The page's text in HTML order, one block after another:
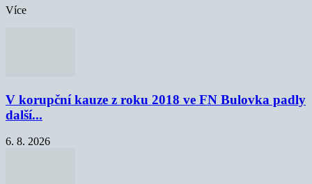
Více
V korupční kauze z roku 2018 ve FN Bulovka padly
další...
6. 8. 2026